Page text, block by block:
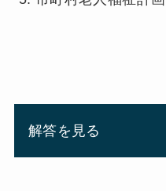
解答を見る